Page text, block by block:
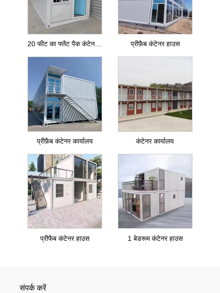
20 फीट का फ्लैट पैक कंटेनर हाउस प्रीफ़ैब कंटेनर हाउस
प्रीफ़ैब कंटेनर कार्यालय कंटेनर कार्यालय
प्रीफैब कंटेनर हाउस 1 बेडरूम कंटेनर हाउस
संपर्क करें